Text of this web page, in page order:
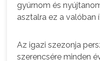
gyúrnom és
asztalra ez a valóban
Az igazi szezonja
szerencsére minden